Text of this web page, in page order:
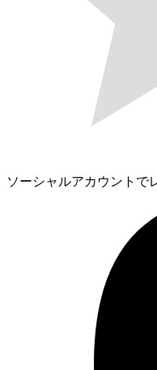
ソーシャルアカウントで